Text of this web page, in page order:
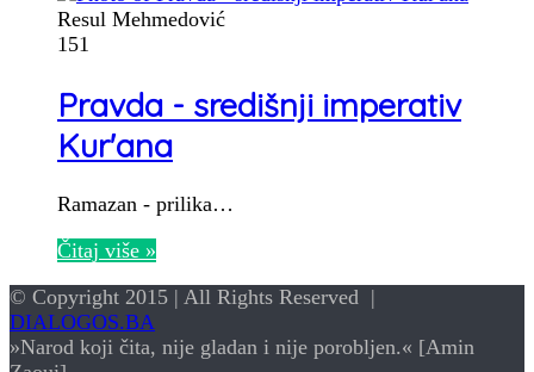
Resul Mehmedović
151
Pravda - središnji imperativ
Kur'ana
Ramazan - prilika…
Čitaj više »
© Copyright 2015 | All Rights Reserved |
DIALOGOS.BA
»Narod koji čita, nije gladan i nije porobljen.« [Amin